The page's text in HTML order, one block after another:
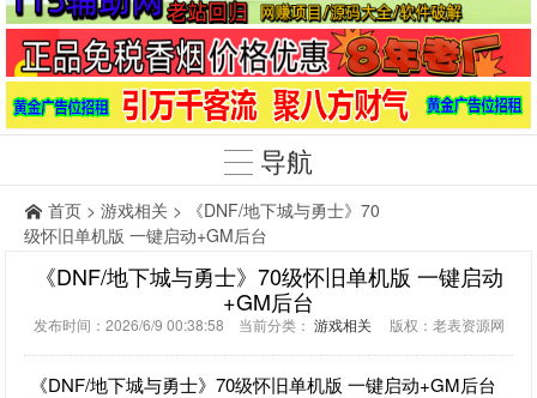
导航
首页 > 游戏相关 > 《DNF/地下城与勇士》70
级怀旧单机版 一键启动+GM后台
《DNF/地下城与勇士》70级怀旧单机版 一键启动
+GM后台
发布时间：2026/6/9 00:38:58 当前分类： 游戏相关版权：老表资源网
《DNF/地下城与勇士》70级怀旧单机版 一键启动+GM后台